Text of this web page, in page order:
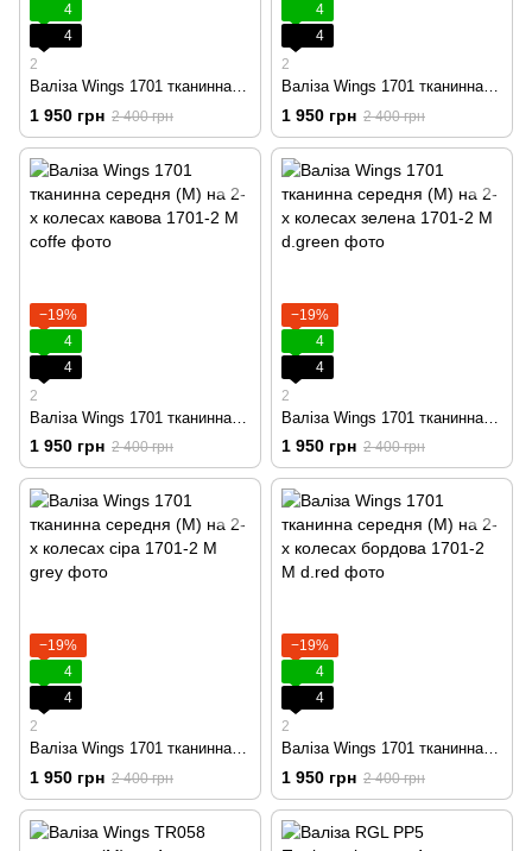
4
4
2
Валіза Wings 1701 тканинна середня (M) на 2-х колесах чорна
1 950 грн 2 400 грн
4
4
2
Валіза Wings 1701 тканинна середня (M) на 2-х колесах синя
1 950 грн 2 400 грн
−19%
4
4
2
1 950 грн 2 400 грн
−19%
4
4
2
1 950 грн 2 400 грн
−19%
4
4
2
Валіза Wings 1701 тканинна середня (M) на 2-х колесах сіра
1 950 грн 2 400 грн
−19%
4
4
2
Валіза Wings 1701 тканинна середня (M) на 2-х колесах бордова
1 950 грн 2 400 грн